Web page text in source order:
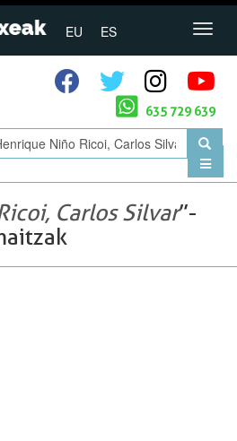
EU ES
635 729 639
Carlos Silvar”-